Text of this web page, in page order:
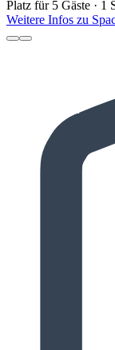
Platz für 5 Gäste · 1
Weitere Infos zu